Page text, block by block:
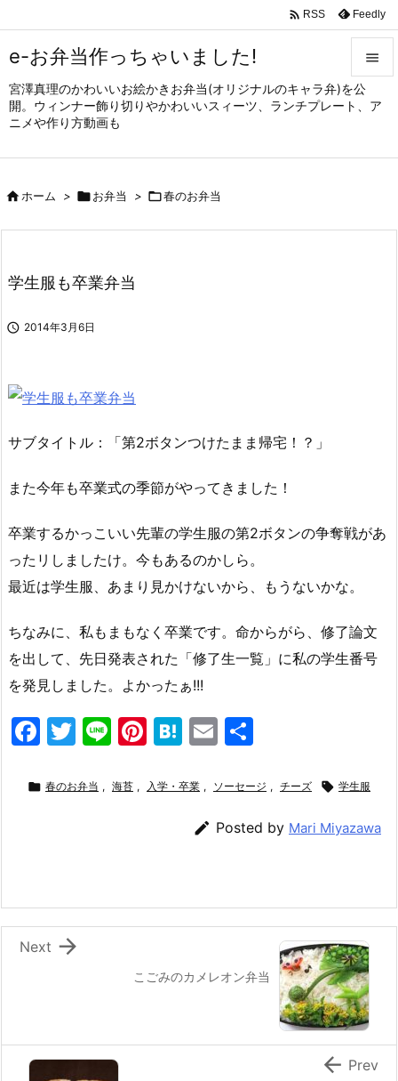
e-お弁当作っちゃいました!
宮澤真理のかわいいお絵かきお弁当(オリジナルのキャラ弁)を公
開。ウィンナー飾り切りやかわいいスィーツ、ランチプレート、ア
ニメや作り方動画も


メニュ
サイド

 RSS Feedly
ホーム > お弁当 > 春のお弁当
学生服も卒業弁当
 2014年3月6日
サブタイトル：「第2ボタンつけたまま帰宅！？」
また今年も卒業式の季節がやってきました！
卒業するかっこいい先輩の学生服の第2ボタンの争奪戦があ
ったリしましたけ。今もあるのかしら。
最近は学生服、あまり見かけないから、もうないかな。
ちなみに、私もまもなく卒業です。命からがら、修了論文
を出して、先日発表された「修了生一覧」に私の学生番号
を発見しました。よかったぁ!!!
F
c
o
k
T
itt
Li
e
Pi
er
H
e
a
E
ai
l
 春のお弁当 , 海苔 , 入学・卒業 , ソーセージ , チーズ  学生服
 Posted by Mari Miyazawa
こごみのカメレオン弁当

Next
 Prev